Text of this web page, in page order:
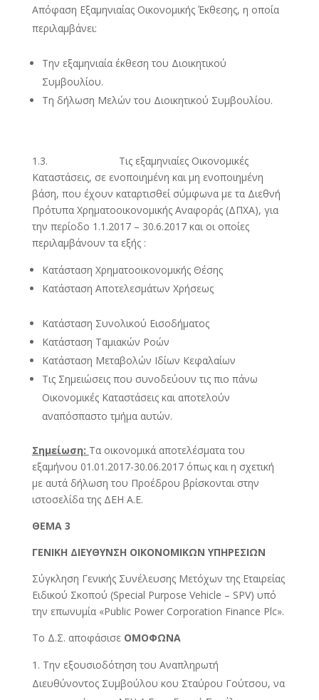
Απόφαση Εξαμηνιαίας Οικονομικής Έκθεσης, η οποία
περιλαμβάνει:
Την εξαμηνιαία έκθεση του Διοικητικού
Συμβουλίου.
Τη δήλωση Μελών του Διοικητικού Συμβουλίου.
1.3. Τις εξαμηνιαίες Οικονομικές
Καταστάσεις, σε ενοποιημένη και μη ενοποιημένη
βάση, που έχουν καταρτισθεί σύμφωνα με τα Διεθνή
Πρότυπα Χρηματοοικονομικής Αναφοράς (ΔΠΧΑ), για
την περίοδο 1.1.2017 – 30.6.2017 και οι οποίες
περιλαμβάνουν τα εξής :
Κατάσταση Χρηματοοικονομικής Θέσης
Κατάσταση Αποτελεσμάτων Χρήσεως
Κατάσταση Συνολικού Εισοδήματος
Κατάσταση Ταμιακών Ροών
Κατάσταση Μεταβολών Ιδίων Κεφαλαίων
Τις Σημειώσεις που συνοδεύουν τις πιο πάνω
Οικονομικές Καταστάσεις και αποτελούν
αναπόσπαστο τμήμα αυτών.
Σημείωση: Τα οικονομικά αποτελέσματα του
εξαμήνου 01.01.2017-30.06.2017 όπως και η σχετική
με αυτά δήλωση του Προέδρου βρίσκονται στην
ιστοσελίδα της ΔΕΗ Α.Ε.
ΘΕΜΑ 3
ΓΕΝΙΚΗ ΔΙΕΥΘΥΝΣΗ ΟΙΚΟΝΟΜΙΚΩΝ ΥΠΗΡΕΣΙΩΝ
Σύγκληση Γενικής Συνέλευσης Μετόχων της Εταιρείας
Ειδικού Σκοπού (Special Purpose Vehicle – SPV) υπό
την επωνυμία «Public Power Corporation Finance Plc».
Το Δ.Σ. αποφάσισε ΟΜΟΦΩΝΑ
Την εξουσιοδότηση του Αναπληρωτή
Διευθύνοντος Συμβούλου κου Σταύρου Γούτσου, να